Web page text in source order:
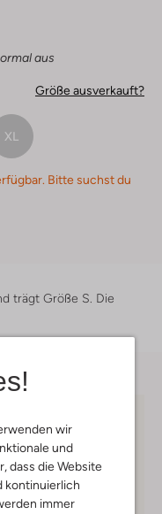
wir
und
dass die Website
kontinuierlich
immer
aus
Größe ausverkauft?
XL
Bitte suchst du
trägt Größe S. Die
Omoda